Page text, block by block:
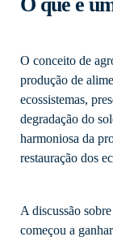
O que é
O conceito de
produção de
ecossistemas,
degradação do
harmoniosa da
restauração dos
A discussão
começou a